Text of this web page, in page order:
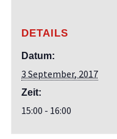
DETAILS
Datum:
3 September, 2017
Zeit:
15:00 - 16:00